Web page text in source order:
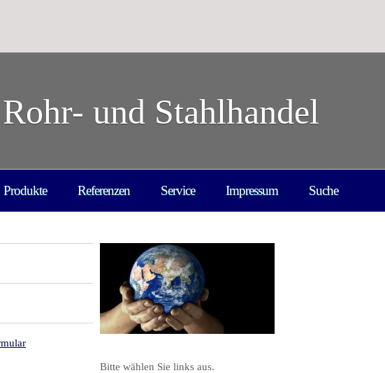
und Stahlhandel
Produkte Referenzen Service Impressum Suche
Bitte wählen Sie links aus.